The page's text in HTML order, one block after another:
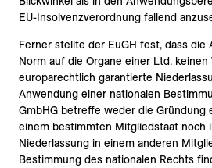
EU-Insolvenzverordnung fallend
Ferner stellte der EuGH fest, dass die
Norm auf die Organe einer Ltd.
europarechtlich garantierte
Anwendung einer nationalen
GmbHG betreffe weder die Gründung
einem bestimmten Mitgliedstaat noch
Niederlassung in einem anderen
Bestimmung des nationalen Rechts